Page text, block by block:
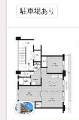
駐車場あり